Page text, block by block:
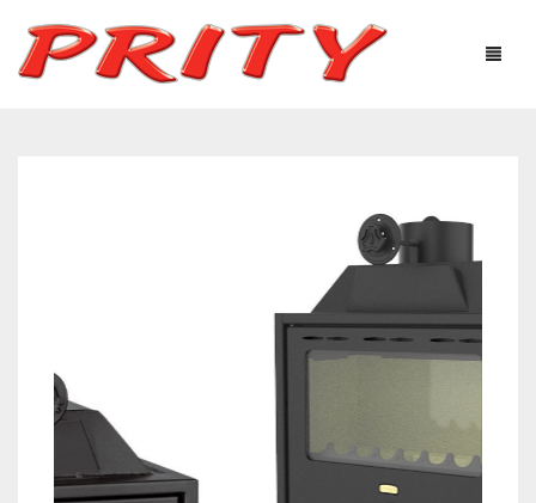
ΕΠΙΚΟΙΝΩΝΊΑ
English